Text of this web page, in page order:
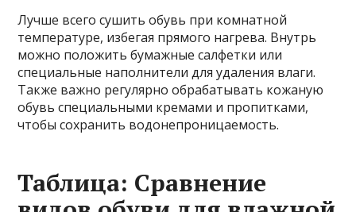
Лучше всего сушить обувь при комнатной
температуре, избегая прямого нагрева. Внутрь
можно положить бумажные салфетки или
специальные наполнители для удаления влаги.
Также важно регулярно обрабатывать кожаную
обувь специальными кремами и пропитками,
чтобы сохранить водонепроницаемость.
Таблица: Сравнение